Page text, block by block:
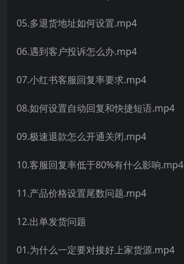
05.多退货地址如何设置.mp4
06.遇到客户投诉怎么办.mp4
07.小红书客服回复率要求.mp4
08.如何设置自动回复和快捷短语.mp4
09.极速退款怎么开通关闭.mp4
10.客服回复率低于80%有什么影响.mp4
11.产品价格设置尾数问题.mp4
12.出单发货问题
01.为什么一定要对接好上家货源.mp4